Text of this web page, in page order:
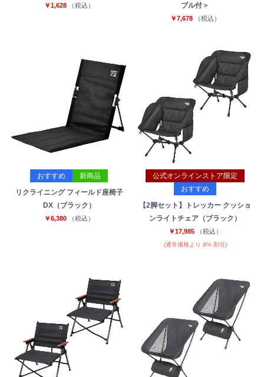
￥1,628 （税込）
ブル付＞
￥7,678 （税込）
おすすめ 新商品
リクライニング フィールド座椅子
DX（ブラック）
￥6,380 （税込）
公式オンラインストア限定
おすすめ
【2脚セット】トレッカー クッショ
ンライトチェア（ブラック）
￥17,985 （税込）
(通常価格より 9% 割引)